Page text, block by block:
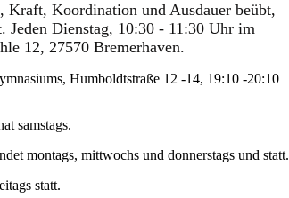
Kraft, Koordination und Ausdauer beübt,
Dienstag, 10:30 - 11:30 Uhr im
12, 27570 Bremerhaven.
Humboldtstraße 12 -14, 19:10 -20:10
samstags.
montags, mittwochs und donnerstags und statt.
statt.